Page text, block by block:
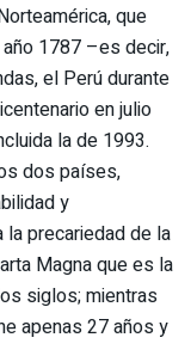
que
1787 –es decir,
el Perú durante
en julio
la de 1993.
dos países,
y
la precariedad de la
Magna que es la
siglos; mientras
apenas 27 años y